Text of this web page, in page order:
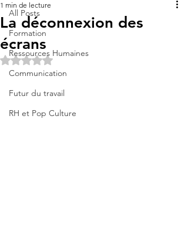
All Posts
Formation
Ressources Humaines
Communication
Futur du travail
RH et Pop Culture
La déconnexion des
écrans
1 min de lecture
Noté NaN étoiles sur 5.